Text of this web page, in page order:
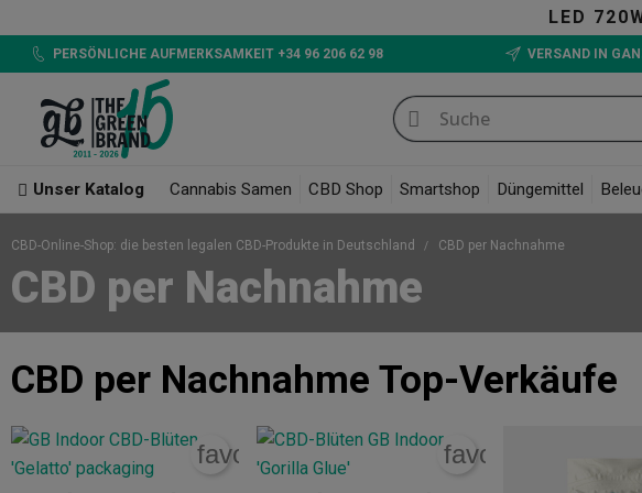
LED 720W GB LIGHTING, Entdecke es!
PERSÖNLICHE AUFMERKSAMKEIT +34 96 206 62 98 VERSAND IN
Unser Katalog Cannabis Samen CBD Shop Smartshop Düngemittel
CBD-Online-Shop: die besten legalen CBD-Produkte in Deutschland CBD per Nachnahme
CBD per Nachnahme
CBD per Nachnahme Top-Verkäufe
favorite_border favorite_border